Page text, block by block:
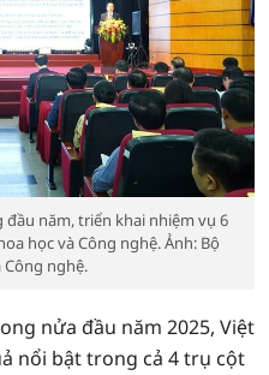
năm, triển khai nhiệm vụ 6
học và Công nghệ. Ảnh: Bộ
Công nghệ.
nửa đầu năm 2025, Việt
nổi bật trong cả 4 trụ cột